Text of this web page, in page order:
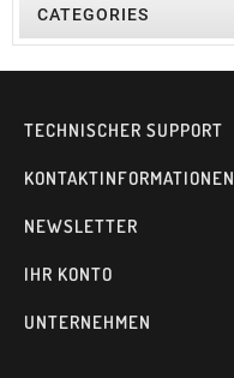
CATEGORIES
TECHNISCHER SUPPORT
KONTAKTINFORMATIONEN
NEWSLETTER
IHR KONTO
UNTERNEHMEN